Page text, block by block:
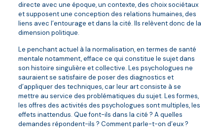
directe avec une époque, un contexte, des choix sociétaux
et supposent une conception des relations humaines, des
liens avec l’entourage et dans la cité. Ils relèvent donc de la
dimension politique.
Le penchant actuel à la normalisation, en termes de santé
mentale notamment, efface ce qui constitue le sujet dans
son histoire singulière et collective. Les psychologues ne
sauraient se satisfaire de poser des diagnostics et
d’appliquer des techniques, car leur art consiste à se
mettre au service des problématiques du sujet. Les formes,
les offres des activités des psychologues sont multiples, les
effets inattendus. Que font-ils dans la cité ? A quelles
demandes répondent-ils ? Comment parle-t-on d’eux ?